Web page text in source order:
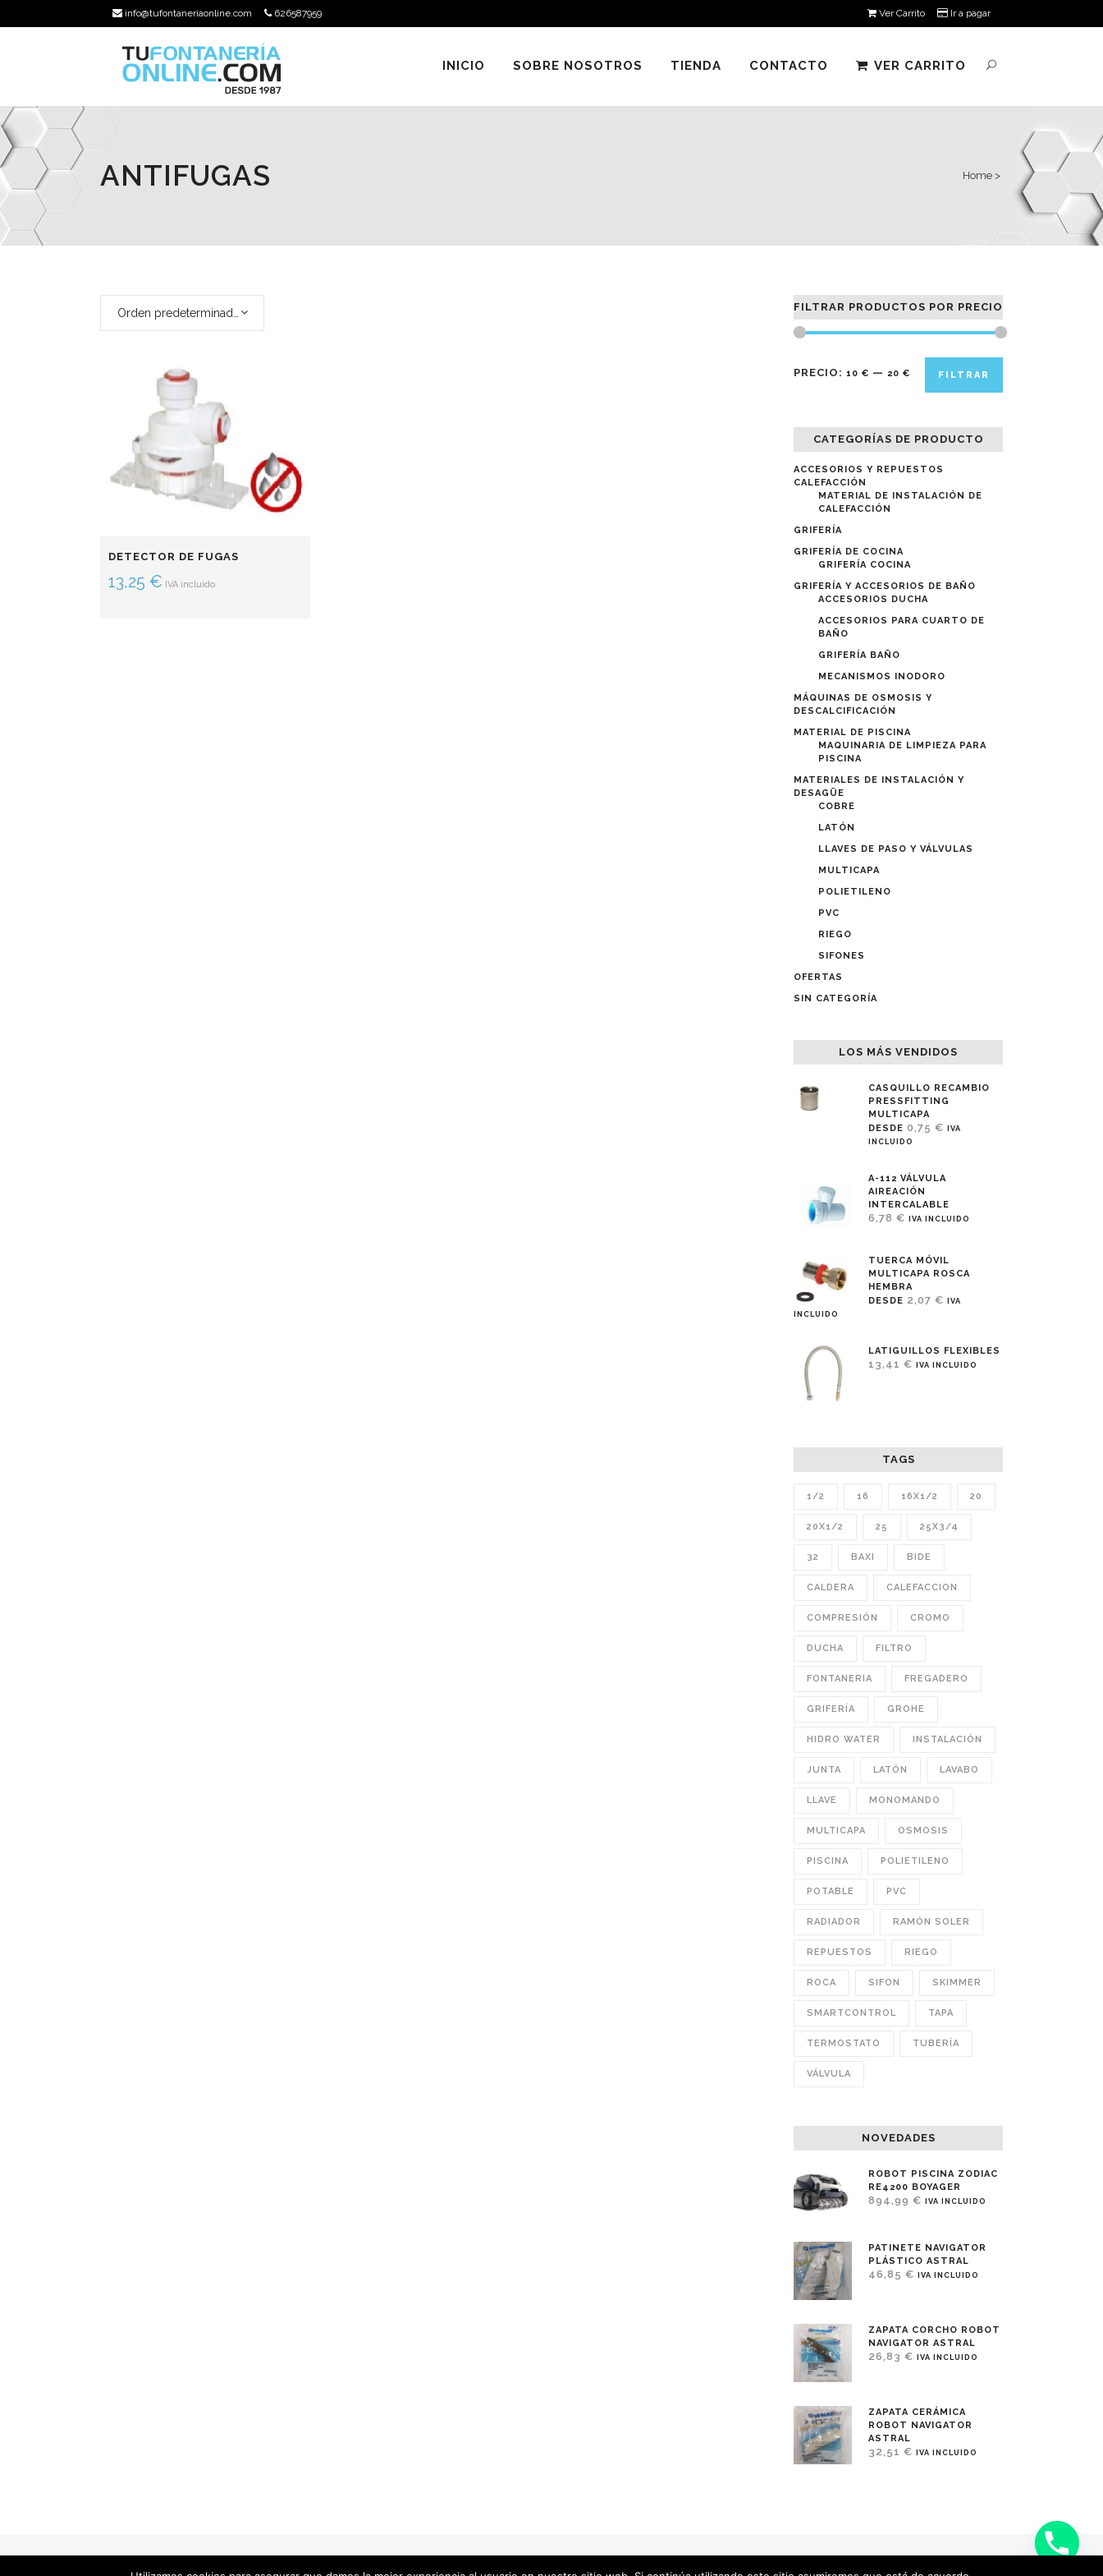
info@tufontaneriaonline.com 626587959 Ver Carrito Ir a pagar
INICIO SOBRE NOSOTROS TIENDA CONTACTO VER CARRITO
ANTIFUGAS Home >
DETECTOR DE FUGAS
13,25 € IVA incluido
FILTRAR PRODUCTOS POR PRECIO
Precio
Precio
FILTRAR
PRECIO: 10 € — 20 €
CATEGORÍAS DE PRODUCTO
ACCESORIOS Y REPUESTOS
CALEFACCIÓN
MATERIAL DE INSTALACIÓN DE
CALEFACCIÓN
GRIFERÍA
GRIFERÍA DE COCINA
GRIFERÍA COCINA
GRIFERÍA Y ACCESORIOS DE BAÑO
ACCESORIOS DUCHA
ACCESORIOS PARA CUARTO DE
BAÑO
GRIFERÍA BAÑO
MECANISMOS INODORO
MÁQUINAS DE OSMOSIS Y
DESCALCIFICACIÓN
MATERIAL DE PISCINA
MAQUINARIA DE LIMPIEZA PARA
PISCINA
MATERIALES DE INSTALACIÓN Y
DESAGÜE
COBRE
LATÓN
LLAVES DE PASO Y VÁLVULAS
MULTICAPA
POLIETILENO
PVC
RIEGO
SIFONES
OFERTAS
SIN CATEGORÍA
LOS MÁS VENDIDOS
CASQUILLO RECAMBIO
PRESSFITTING
MULTICAPA
DESDE 0,75 € IVA
INCLUIDO
A-112 VÁLVULA
AIREACIÓN
INTERCALABLE
6,78 € IVA INCLUIDO
TUERCA MÓVIL
MULTICAPA ROSCA
HEMBRA
DESDE 2,07 € IVA
INCLUIDO
LATIGUILLOS FLEXIBLES
13,41 € IVA INCLUIDO
TAGS
1/2 16 16X1/2 20
20X1/2 25 25X3/4
32 BAXI BIDE
CALDERA CALEFACCION
COMPRESIÓN CROMO
DUCHA FILTRO
FONTANERIA FREGADERO
GRIFERÍA GROHE
HIDRO WATER INSTALACIÓN
JUNTA LATÓN LAVABO
LLAVE MONOMANDO
MULTICAPA OSMOSIS
PISCINA POLIETILENO
POTABLE PVC
RADIADOR RAMÓN SOLER
REPUESTOS RIEGO
ROCA SIFON SKIMMER
SMARTCONTROL TAPA
TERMOSTATO TUBERÍA
VÁLVULA
NOVEDADES
ROBOT PISCINA ZODIAC
RE4200 BOYAGER
894,99 € IVA INCLUIDO
PATINETE NAVIGATOR
PLÁSTICO ASTRAL
46,85 € IVA INCLUIDO
ZAPATA CORCHO ROBOT
NAVIGATOR ASTRAL
26,83 € IVA INCLUIDO
ZAPATA CERÁMICA
ROBOT NAVIGATOR
ASTRAL
32,51 € IVA INCLUIDO